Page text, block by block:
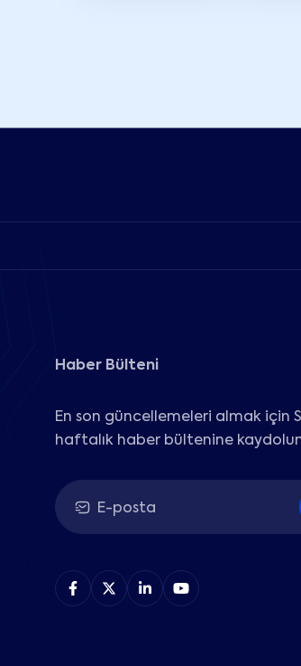
Haber Bülteni
En son güncellemeleri almak için
haftalık haber bültenine